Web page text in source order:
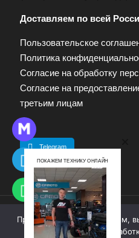
Доставляем по всей
Пользовательское
Политика
Согласие на обработку
Согласие на
третьим лицам
Telegram
© 2009—2025.
Продолжая работу с сайтом,
cookie-файлов.
ПОКАЖЕМ ТЕХНИКУ ОНЛАЙН